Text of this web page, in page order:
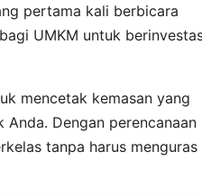
pertama kali berbicara
UMKM untuk
mencetak kemasan yang
Dengan perencanaan
tanpa harus menguras